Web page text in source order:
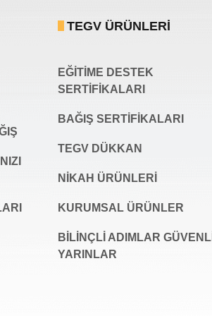
TEGV ÜRÜNLERI
EĞİTİME DESTEK
SERTİFİKALARI
BAĞIŞ SERTIFIKALARI
TEGV DÜKKAN
NİKAH ÜRÜNLERİ
KURUMSAL ÜRÜNLER
BILINÇLI ADIMLAR GÜVENLI
YARINLAR